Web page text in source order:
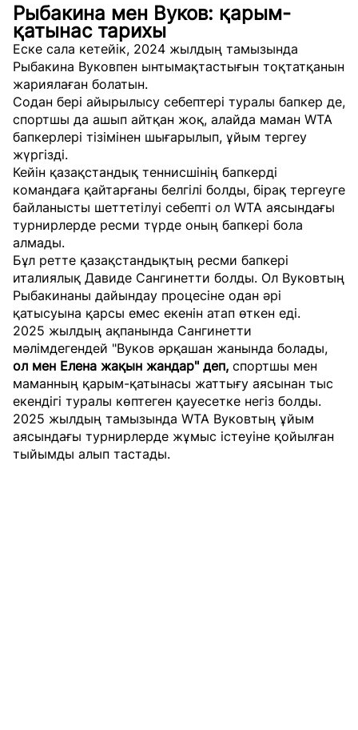
Рыбакина мен Вуков: қарым-
қатынас тарихы
Еске сала кетейік, 2024 жылдың тамызында
Рыбакина Вуковпен ынтымақтастығын тоқтатқанын
жариялаған болатын.
Содан бері айырылысу себептері туралы бапкер де,
спортшы да ашып айтқан жоқ, алайда маман WTA
бапкерлері тізімінен шығарылып, ұйым тергеу
жүргізді.
Кейін қазақстандық теннисшінің бапкерді
командаға қайтарғаны белгілі болды, бірақ тергеуге
байланысты шеттетілуі себепті ол WTA аясындағы
турнирлерде ресми түрде оның бапкері бола
алмады.
Бұл ретте қазақстандықтың ресми бапкері
италиялық Давиде Сангинетти болды. Ол Вуковтың
Рыбакинаны дайындау процесіне одан әрі
қатысуына қарсы емес екенін атап өткен еді.
2025 жылдың ақпанында Сангинетти
мәлімдегендей "Вуков әрқашан жанында болады,
ол мен Елена жақын жандар" деп, спортшы мен
маманның қарым-қатынасы жаттығу аясынан тыс
екендігі туралы көптеген қауесетке негіз болды.
2025 жылдың тамызында WTA Вуковтың ұйым
аясындағы турнирлерде жұмыс істеуіне қойылған
тыйымды алып тастады.